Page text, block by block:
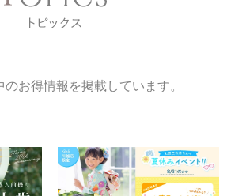
お得情報を掲載しています。